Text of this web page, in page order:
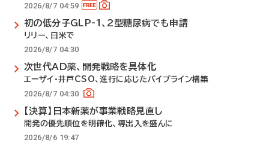
2026/8/7 04:59
初の低分子GLP-1、2型糖尿病でも申請
リリー、日米で
2026/8/7 04:30
次世代AD薬、開発戦略を具体化
エーザイ・井戸CSO、進行に応じたパイプライン構築
2026/8/7 04:30
【決算】日本新薬が事業戦略見直し
開発の優先順位を明確化、導出入を盛んに
2026/8/6 19:47